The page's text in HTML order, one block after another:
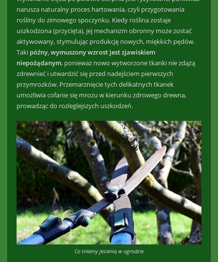
narusza naturalny proces hartowania, czyli przygotowania
rośliny do zimowego spoczynku. Kiedy roślina zostaje
uszkodzona (przycięta), jej mechanizm obronny może zostać
aktywowany, stymulując produkcję nowych, miękkich pędów.
Taki późny, wymuszony wzrost jest zjawiskiem
niepożądanym, ponieważ nowo wytworzone tkanki nie zdążą
zdrewnieć i utwardzić się przed nadejściem pierwszych
przymrozków. Przemarznięcie tych delikatnych tkanek
umożliwia cofanie się mrozu w kierunku zdrowego drewna,
prowadząc do rozleglejszych uszkodzeń.
Co tniemy jesienią w ogrodzie